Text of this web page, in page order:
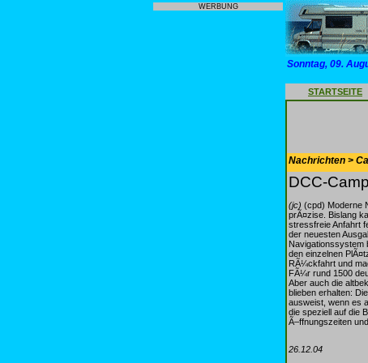
WERBUNG
Sonntag, 09.
STARTSEITE
Nachrichten >
DCC-
(jc) (cpd) Moderne
prÃ¤zise. Bislang
stressfreie Anfahrt
der neuesten
Navigationssystem
den einzelnen
RÃ¼ckfahrt und
FÃ¼r rund 1500
Aber auch die
blieben erhalten:
ausweist, wenn es
die speziell auf die
Ã–ffnungszeiten
26.12.04